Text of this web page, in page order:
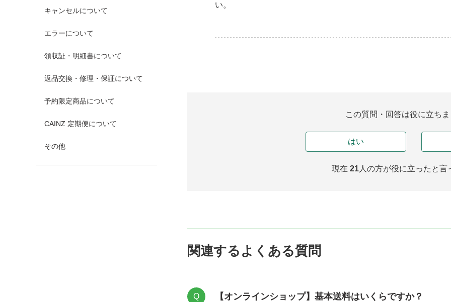
い。
この質問・回答は役に立ち
はい
現在 21 人の方が役に立ったと言
関連するよくある質問
Q 【オンラインショップ】基本送料はいくらですか？
キャンセルについて
エラーについて
領収証・明細書について
返品交換・修理・保証について
予約限定商品について
CAINZ 定期便について
その他